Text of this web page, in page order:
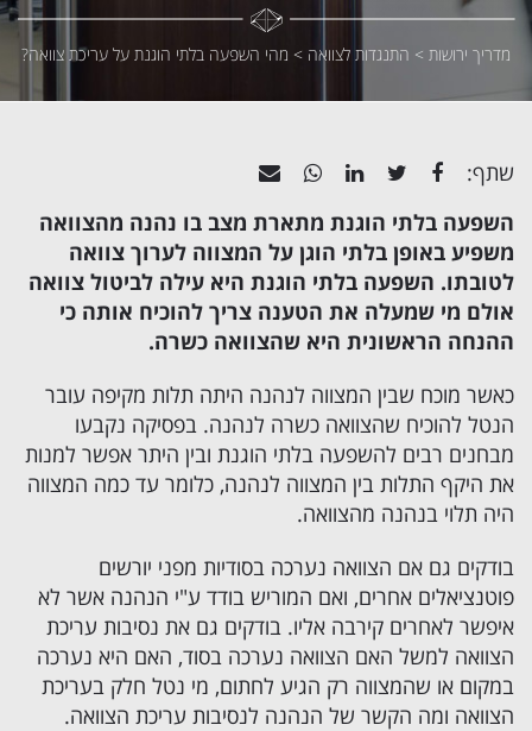
מדריך ירושות > התנגדות לצוואה > מהי השפעה בלתי הוגנת על עריכת צוואה?
שתף:
השפעה בלתי הוגנת מתארת מצב בו נהנה מהצוואה
משפיע באופן בלתי הוגן על המצווה לערוך צוואה
לטובתו. השפעה בלתי הוגנת היא עילה לביטול צוואה
אולם מי שמעלה את הטענה צריך להוכיח אותה כי
ההנחה הראשונית היא שהצוואה כשרה.
כאשר מוכח שבין המצווה לנהנה היתה תלות מקיפה עובר
הנטל להוכיח שהצוואה כשרה לנהנה. בפסיקה נקבעו
מבחנים רבים להשפעה בלתי הוגנת ובין היתר אפשר למנות
את היקף התלות בין המצווה לנהנה, כלומר עד כמה המצווה
היה תלוי בנהנה מהצוואה.
בודקים גם אם הצוואה נערכה בסודיות מפני יורשים
פוטנציאלים אחרים, ואם המוריש בודד ע"י הנהנה אשר לא
איפשר לאחרים קירבה אליו. בודקים גם את נסיבות עריכת
הצוואה למשל האם הצוואה נערכה בסוד, האם היא נערכה
במקום או שהמצווה רק הגיע לחתום, מי נטל חלק בעריכת
הצוואה ומה הקשר של הנהנה לנסיבות עריכת הצוואה.